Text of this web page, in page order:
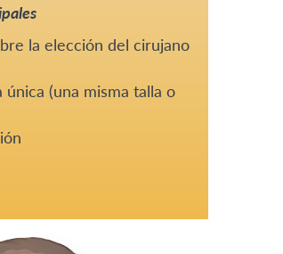
la elección del cirujano
(una misma talla o